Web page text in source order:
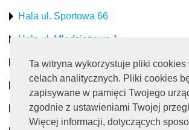
Ta witryna wykorzystuje pliki cookies
celach analitycznych. Pliki cookies
zapisywane w pamięci Twojego
zgodnie z ustawieniami Twojej
Więcej informacji, dotyczących
Hala ul. Sportowa 66
Hala ul. Młodzieżowa 1
Stadion miejski
Obiekty rekreacyjne
Pływalnia